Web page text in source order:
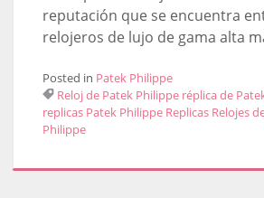
reputación que se encuentra
relojeros de lujo de gama alta
Posted in Patek Philippe
Reloj de Patek Philippe réplica de
replicas Patek Philippe Replicas Relojes
Philippe